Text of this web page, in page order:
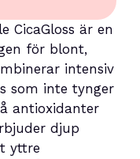
CicaGloss är en
för blont,
intensiv
som inte tynger
antioxidanter
djup
yttre